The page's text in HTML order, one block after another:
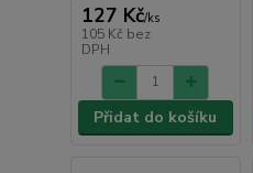
127 Kč/ks
105 Kč bez
DPH
Přidat do košíku